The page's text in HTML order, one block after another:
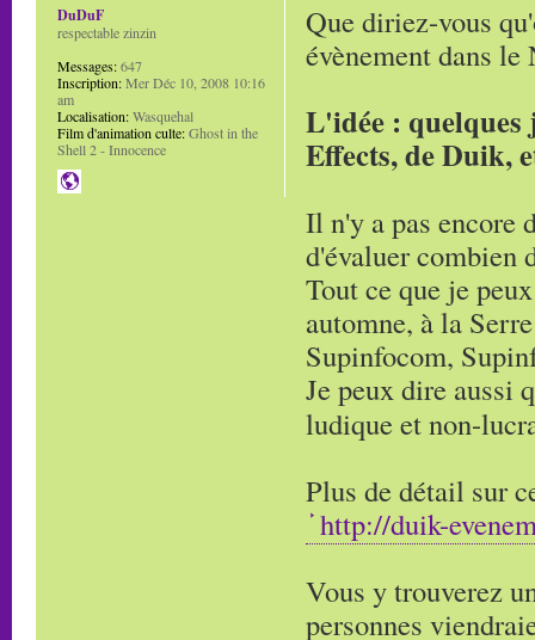
Que diriez-vous
évènement dans
L'idée : quelques
Effects, de Duik,
Il n'y a pas encore
d'évaluer combien
Tout ce que je
automne, à la
Supinfocom,
Je peux dire aussi
ludique et non-
Plus de détail sur
http://duik-
Vous y trouverez
personnes
DuDuF
respectable zinzin
Messages:647
Inscription:Mer Déc 10, 2008 10:16
am
Localisation:Wasquehal
Film d'animation culte:Ghost in the
Shell 2 - Innocence